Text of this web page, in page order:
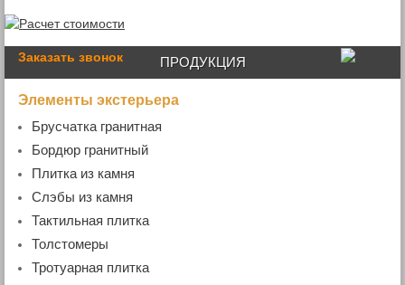
Заказать звонок ПРОДУКЦИЯ
Элементы экстерьера
Брусчатка гранитная
- Пиленая брусчатка
- Пилено-колотая брусчатка
Бордюр гранитный
- Бордюр дорожный
- Бордюр радиусный
- Бордюр гранитный ГП4 (100х200хL)
Плитка из камня
- Гранитная плитка
Слэбы из камня
- Мраморные слэбы
Тактильная плитка
Толстомеры
- Гранитная плита
Тротуарная плитка